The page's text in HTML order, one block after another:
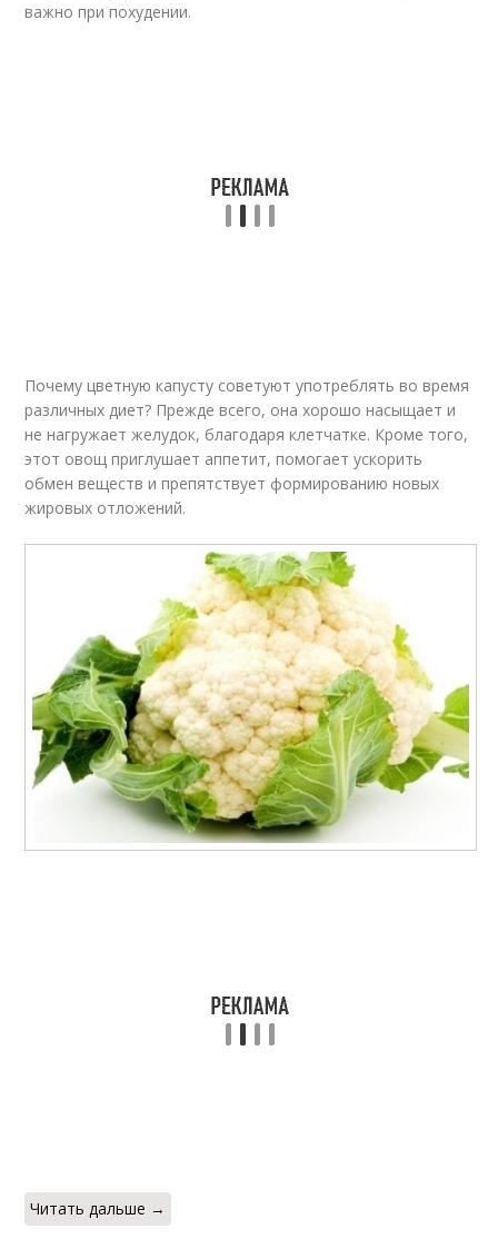
важно при похудении.
Почему цветную капусту советуют употреблять во время
различных диет? Прежде всего, она хорошо насыщает и
не нагружает желудок, благодаря клетчатке. Кроме того,
этот овощ приглушает аппетит, помогает ускорить
обмен веществ и препятствует формированию новых
жировых отложений.
Читать дальше →